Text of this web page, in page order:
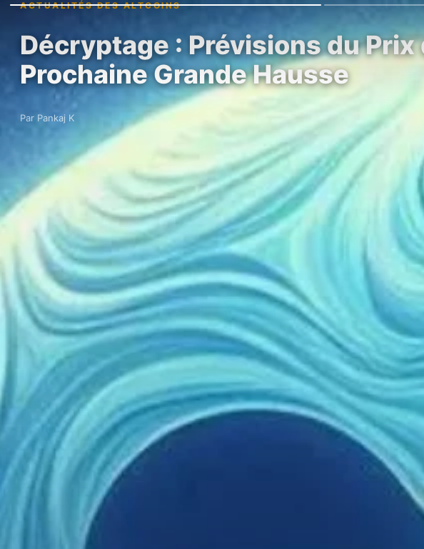
ACTUALITÉS DES ALTCOINS
Décryptage : Prévisions du
Prochaine Grande Hausse
Par Pankaj K